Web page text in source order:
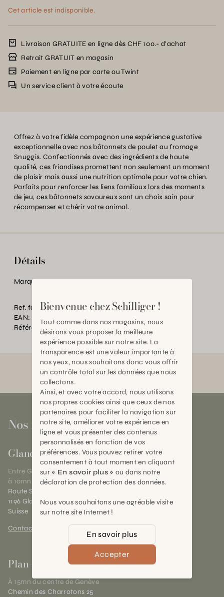
Cet article est indisponible.
Livraison GRATUITE en ligne dès CHF 100.- d’achat
Retrait GRATUIT en magasin
Paiement en ligne par carte ou Twint
Un service client à votre écoute
Offrez à votre fidèle compagnon une expérience gustative
exceptionnelle avec nos bâtonnets de poulet au fromage
Snuggis. Confectionnés avec des ingrédients de haute
qualité, ces friandises promettent non seulement un moment
de plaisir mais aussi une nutrition optimale pour votre chien.
Parfaits pour renforcer les liens familiaux lors des moments
de jeu, ces bâtonnets savoureux sont un choix sain pour
récompenser et chérir votre animal.
Détails
Marque: Snuggis
Ref. fournisseur:
Q519.237
EAN:
2000000555456
Référence:
AN.P50060.0000.0000.0000
Nos magasins
Gland
Entre Genève et Lausanne,
à 10mn de Nyon
Route Suisse 40
1196 Gland (VD)
Suisse
Contact et horaires
Plan-les-Ouates
À 15mn du centre de Genève
Chemin des Charrotons 25
Bienvenue chez Schilliger !
Tout comme dans nos magasins, nous
désirons vous proposer la meilleure
expérience possible sur notre site. La
transparence est une valeur importante à
nos yeux, nous souhaitons donc vous offrir
un contrôle total sur les données que nous
collectons.
Ainsi, et avec votre accord, nous utilisons
nos propres cookies ainsi que ceux de nos
partenaires pour faciliter la navigation sur
notre site, améliorer votre expérience en
ligne et vous présenter des contenus
personnalisés en fonction de vos
préférences. Vous pouvez retirer votre
consentement à tout moment en cliquant
sur « En savoir plus » ou dans notre
déclaration de protection des données.
Nous vous souhaitons une agréable visite
sur notre site Internet !
En savoir plus
Accepter